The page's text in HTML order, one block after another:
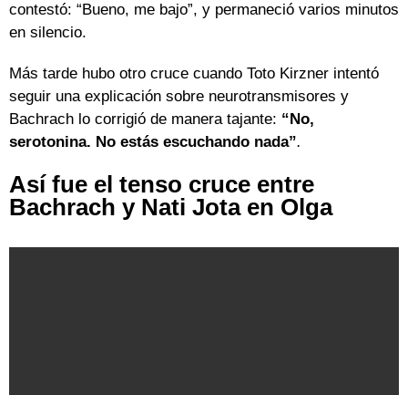
contestó: “Bueno, me bajo”, y permaneció varios minutos
en silencio.
Más tarde hubo otro cruce cuando Toto Kirzner intentó
seguir una explicación sobre neurotransmisores y
Bachrach lo corrigió de manera tajante: “No,
serotonina. No estás escuchando nada”.
Así fue el tenso cruce entre
Bachrach y Nati Jota en Olga